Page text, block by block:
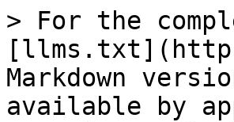
> For the
Markdown
available by